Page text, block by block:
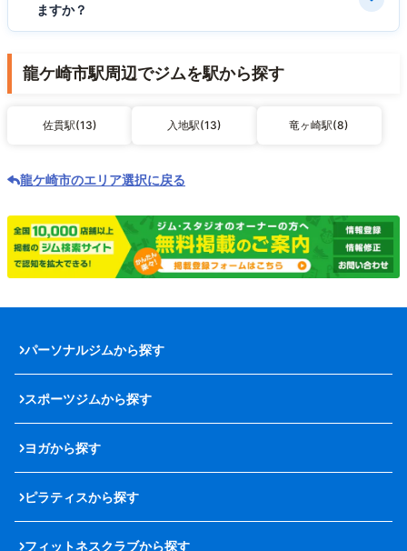
ますか？
龍ケ崎市駅周辺でジムを駅から探す
佐貫駅(13) 入地駅(13) 竜ヶ崎駅(8)
龍ケ崎市のエリア選択に戻る
パーソナルジムから探す
スポーツジムから探す
ヨガから探す
ピラティスから探す
フィットネスクラブから探す